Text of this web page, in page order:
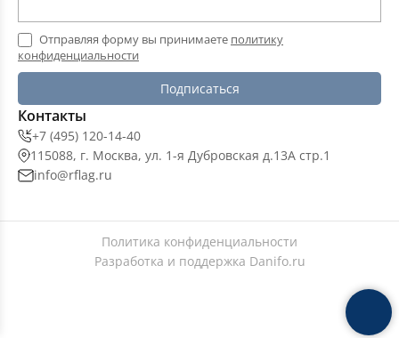
Отправляя форму вы принимаете политику
конфиденциальности
Подписаться
Контакты
+7 (495) 120-14-40
115088, г. Москва, ул. 1-я Дубровская д.13А стр.1
info@rflag.ru
Политика конфиденциальности
Разработка и поддержка Danifo.ru